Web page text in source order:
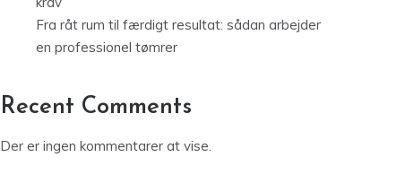
Fra råt rum til færdigt resultat: sådan arbejder
en professionel tømrer
Recent Comments
Der er ingen kommentarer at vise.